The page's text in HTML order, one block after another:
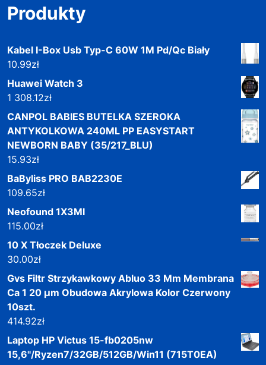
Produkty
Kabel I-Box Usb Typ-C 60W 1M Pd/Qc Biały
10.99zł
Huawei Watch 3
1 308.12zł
CANPOL BABIES BUTELKA SZEROKA
ANTYKOLKOWA 240ML PP EASYSTART
NEWBORN BABY (35/217_BLU)
15.93zł
BaByliss PRO BAB2230E
109.65zł
Neofound 1X3Ml
115.00zł
10 X Tłoczek Deluxe
30.00zł
Gvs Filtr Strzykawkowy Abluo 33 Mm Membrana
Ca 1 20 µm Obudowa Akrylowa Kolor Czerwony
10szt.
414.92zł
Laptop HP Victus 15-fb0205nw
15,6"/Ryzen7/32GB/512GB/Win11 (715T0EA)